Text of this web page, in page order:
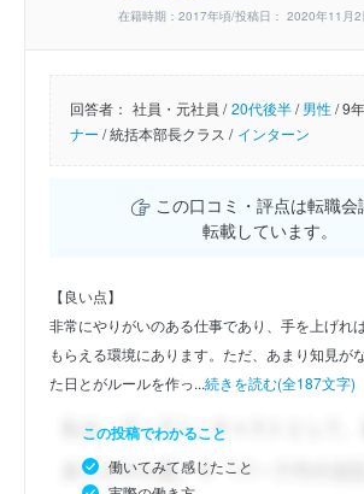
在籍時期：2017年頃/投稿日： 2020年11月2
回答者： 社員・元社員 / 20代後半/男性/9
ナー /統括本部長クラス / インターン
この口コミ・評点は転職会
転載しています。
【良い点】
非常にやりがいのある仕事であり、手を上げれ
もらえる環境にあります。ただ、あまり知見が
た日とがルールを作っ...続きを読む(全187文字)
この投稿でわかること
働いてみて感じたこと